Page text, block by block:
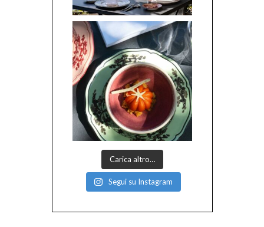
Carica altro…
Segui su Instagram